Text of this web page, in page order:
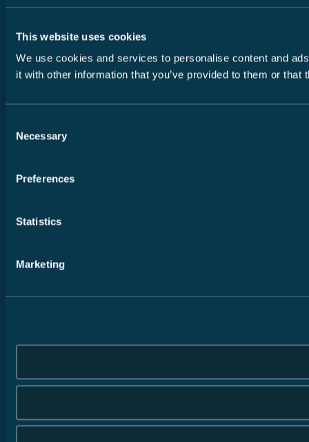
This website uses cookies
We use cookies and services to personalise content and
it with other information that you’ve provided to them or
Selection
Necessary
Preferences
Statistics
Marketing